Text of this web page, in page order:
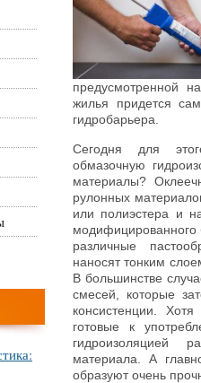
предусмотренной
жилья придется
гидробарьера.
Сегодня для
обмазочную
материалы?
рулонных
или полиэстера и
модифицированного
различные
наносят тонким
В большинстве
смесей, которые
консистенции.
готовые к
гидроизоляцией
материала. А
образуют очень